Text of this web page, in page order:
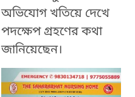
অভিযোগ খতিয়ে দেখে
পদক্ষেপ গ্ৰহণের কথা
জানিয়েছেন।